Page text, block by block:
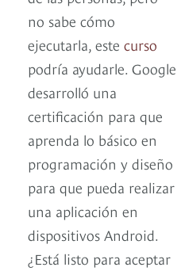
no sabe cómo
ejecutarla, este curso
podría ayudarle. Google
desarrolló una
certificación para que
aprenda lo básico en
programación y diseño
para que pueda realizar
una aplicación en
dispositivos Android.
¿Está listo para aceptar